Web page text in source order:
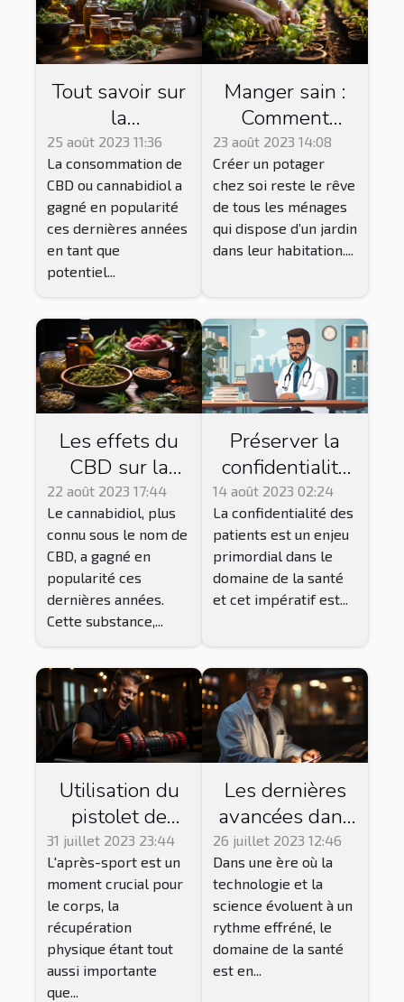
Tout savoir sur
la
consommation
du CBD
25 août 2023 11:36
La consommation de
CBD ou cannabidiol a
gagné en popularité
ces dernières années
en tant que
potentiel...
Manger sain :
Comment
réussir le
jardinage
Vegan pour
une récolte
abondante ?
23 août 2023 14:08
Créer un potager
chez soi reste le rêve
de tous les ménages
qui dispose d’un jardin
dans leur habitation....
Les effets du
CBD sur la
santé : ce que
dit la science
22 août 2023 17:44
Le cannabidiol, plus
connu sous le nom de
CBD, a gagné en
popularité ces
dernières années.
Cette substance,...
Préserver la
confidentialité
des patients
dans un
système de
télésecrétariat
14 août 2023 02:24
La confidentialité des
patients est un enjeu
primordial dans le
domaine de la santé
et cet impératif est...
Utilisation du
pistolet de
massage pour
la récupération
après le sport
31 juillet 2023 23:44
L'après-sport est un
moment crucial pour
le corps, la
récupération
physique étant tout
aussi importante
que...
Les dernières
avancées dans
le domaine de
la santé
26 juillet 2023 12:46
Dans une ère où la
technologie et la
science évoluent à un
rythme effréné, le
domaine de la santé
est en...